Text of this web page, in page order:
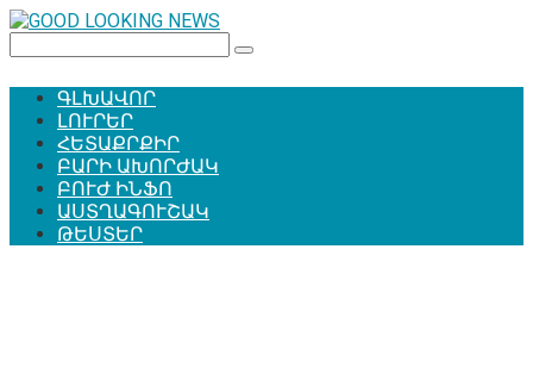
Перейти
контенту
ԳԼԽԱՎՈՐ
ԼՈՒՐԵՐ
ՀԵՏԱՔՐՔԻՐ
ԲԱՐԻ ԱԽՈՐԺԱԿ
ԲՈՒԺ ԻՆՖՈ
ԱՍՏՂԱԳՈՒՇԱԿ
ԹԵՍՏԵՐ